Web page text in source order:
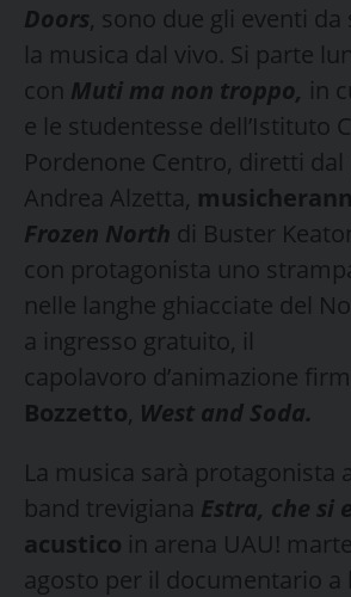
Doors, sono due gli eventi da
la musica dal vivo. Si parte
con Muti ma non troppo, in
e le studentesse dell’Istituto
Pordenone Centro, diretti
Andrea Alzetta,
Frozen North di Buster
con protagonista uno
nelle langhe ghiacciate del
a ingresso gratuito, il
capolavoro d’animazione
Bozzetto, West and Soda.
La musica sarà protagonista
band trevigiana Estra, che si
acustico in arena UAU!
agosto per il documentario a